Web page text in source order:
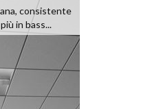
consistente
in bass...